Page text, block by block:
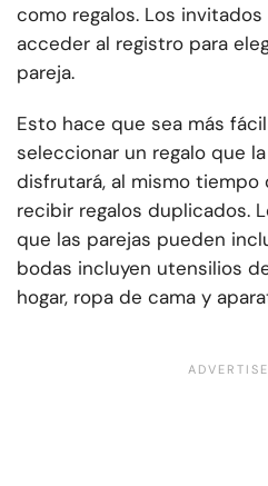
como regalos. Los
acceder al registro para
pareja.
Esto hace que sea más
seleccionar un regalo que
disfrutará, al mismo tiempo
recibir regalos duplicados.
que las parejas pueden
bodas incluyen utensilios
hogar, ropa de cama y